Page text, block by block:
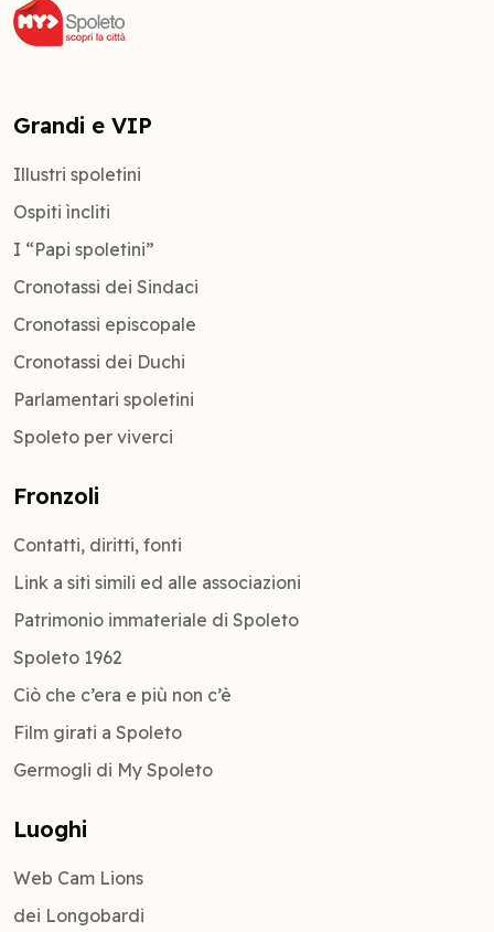
Grandi e VIP
Illustri spoletini
Ospiti ìncliti
I “Papi spoletini”
Cronotassi dei Sindaci
Cronotassi episcopale
Cronotassi dei Duchi
Parlamentari spoletini
Spoleto per viverci
Fronzoli
Contatti, diritti, fonti
Link a siti simili ed alle associazioni
Patrimonio immateriale di Spoleto
Spoleto 1962
Ciò che c’era e più non c’è
Film girati a Spoleto
Germogli di My Spoleto
Luoghi
Web Cam Lions
dei Longobardi